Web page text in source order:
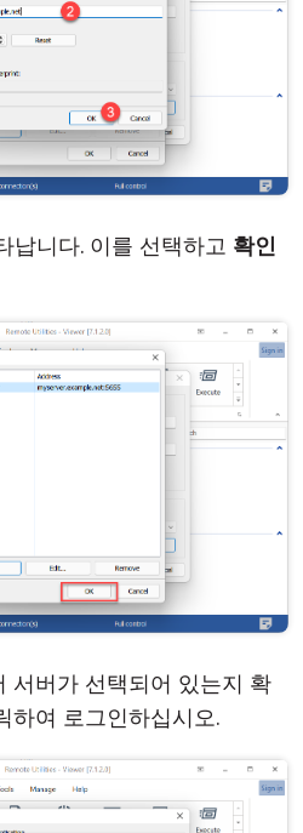
납니다. 이를 선택하고 확인
서버가 선택되어 있는지 확
하여 로그인하십시오.